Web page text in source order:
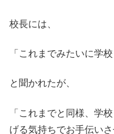
校長には、
「これまでみたいに学
と聞かれたが、
「これまでと同様、学
げる気持ちでお手伝い